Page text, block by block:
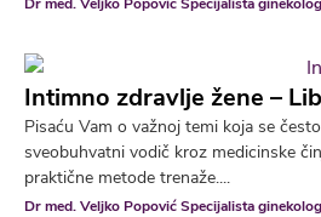
Dr med. Veljko Popović Specijalista
Intimno zdravlje žene –
Pisaću Vam o važnoj temi koja se
sveobuhvatni vodič kroz medicinske
praktične metode trenaže....
Dr med. Veljko Popović Specijalista